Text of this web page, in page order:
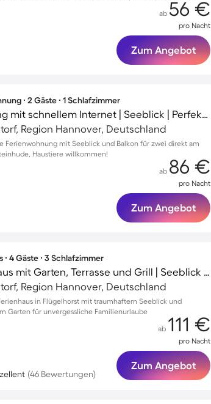
ab 56 €
pro Nacht
Zum Angebot
∙ 2 Gäste ∙ 1 Schlafzimmer
Wohnung mit schnellem Internet | Seeblick | Perfekt für die Arbeit von Zuhause | Haustierfreundlich
Region Hannover, Deutschland
Ferienwohnung mit Seeblick und Balkon für zwei direkt am
Haustiere willkommen!
ab 86 €
pro Nacht
Zum Angebot
∙ 4 Gäste ∙ 3 Schlafzimmer
Ferienhaus mit Garten, Terrasse und Grill | Seeblick | Ideal für Homeoffice
Region Hannover, Deutschland
in Flügelhorst mit traumhaftem Seeblick und
Garten für unvergessliche Familienurlaube
(46 Bewertungen)
ab 111 €
pro Nacht
Zum Angebot